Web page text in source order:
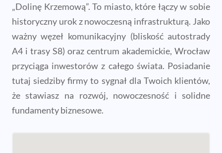
„Dolinę Krzemową”. To miasto, które łączy w sobie
historyczny urok z nowoczesną infrastrukturą. Jako
ważny węzeł komunikacyjny (bliskość autostrady
A4 i trasy S8) oraz centrum akademickie, Wrocław
przyciąga inwestorów z całego świata. Posiadanie
tutaj siedziby firmy to sygnał dla Twoich klientów,
że stawiasz na rozwój, nowoczesność i solidne
fundamenty biznesowe.